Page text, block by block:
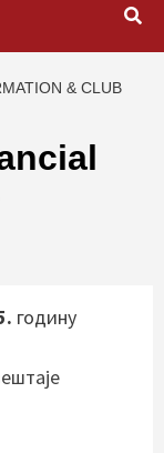
& CLUB
годину